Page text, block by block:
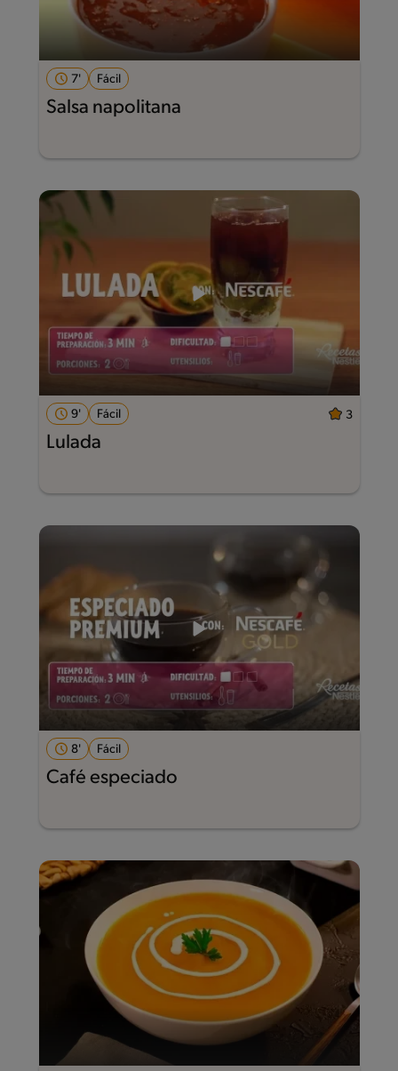
7' Fácil
Salsa napolitana
9' Fácil 3
Lulada
8' Fácil
Café especiado